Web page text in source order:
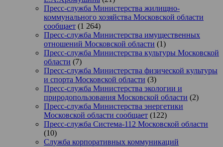
Пресс-служба Министерства жилищно-
коммунального хозяйства Московской области
сообщает (1 264)
Пресс-служба Министерства имущественных
отношений Московской области (1)
Пресс-служба Министерства культуры Московской
области (7)
Пресс-служба Министерства физической культуры
и спорта Московской области (3)
Пресс-служба Министерства экологии и
природопользования Московской области (2)
Пресс-служба Министерства энергетики
Московской области сообщает (122)
Пресс-служба Система-112 Московской области
(10)
Служба корпоративных коммуникаций